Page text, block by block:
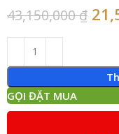
43,150,000₫
GỌI ĐẶT MUA